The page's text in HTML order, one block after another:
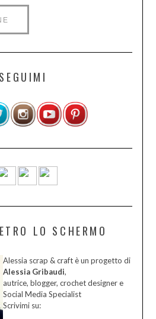
SEGUIMI
LO SCHERMO
Alessia scrap & craft è un progetto di
Alessia Gribaudi,
autrice, blogger, crochet designer e
Social Media Specialist
Scrivimi su: